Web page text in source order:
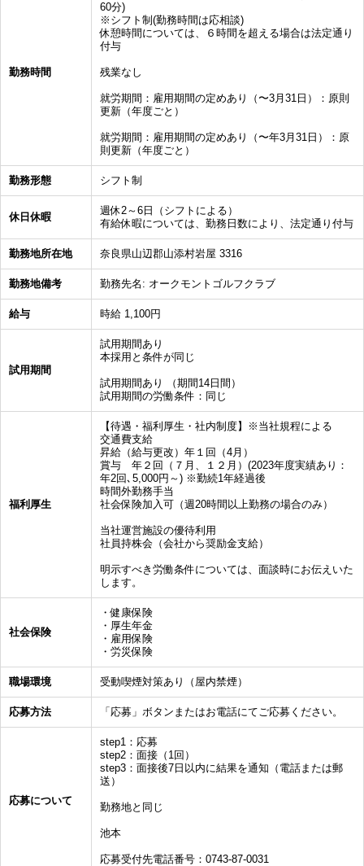
勤務時間
60分)
※シフト制(勤務時間は応相談)
休憩時間については、６時間を超える場合は法定通り
付与
残業なし
就労期間：雇用期間の定めあり（〜3月31日）：原則
更新（年度ごと）
就労期間：雇用期間の定めあり（〜年3月31日）：原
則更新（年度ごと）
勤務形態 シフト制
休日休暇
週休2～6日（シフトによる）
有給休暇については、勤務日数により、法定通り付与
勤務地所在地 奈良県山辺郡山添村岩屋 3316
勤務地備考 勤務先名: オークモントゴルフクラブ
給与 時給 1,100円
試用期間
試用期間あり
本採用と条件が同じ
試用期間あり （期間14日間）
試用期間の労働条件：同じ
福利厚生
【待遇・福利厚生・社内制度】※当社規程による
交通費支給
昇給（給与更改）年１回（4月）
賞与 年２回（７月、１２月）(2023年度実績あり：
年2回､5,000円～) ※勤続1年経過後
時間外勤務手当
社会保険加入可（週20時間以上勤務の場合のみ）
当社運営施設の優待利用
社員持株会（会社から奨励金支給）
明示すべき労働条件については、面談時にお伝えいた
します。
社会保険
・健康保険
・厚生年金
・雇用保険
・労災保険
職場環境 受動喫煙対策あり（屋内禁煙）
応募方法 「応募」ボタンまたはお電話にてご応募ください。
応募について
step1：応募
step2：面接（1回）
step3：面接後7日以内に結果を通知（電話または郵
送）
勤務地と同じ
池本
応募受付先電話番号：0743-87-0031